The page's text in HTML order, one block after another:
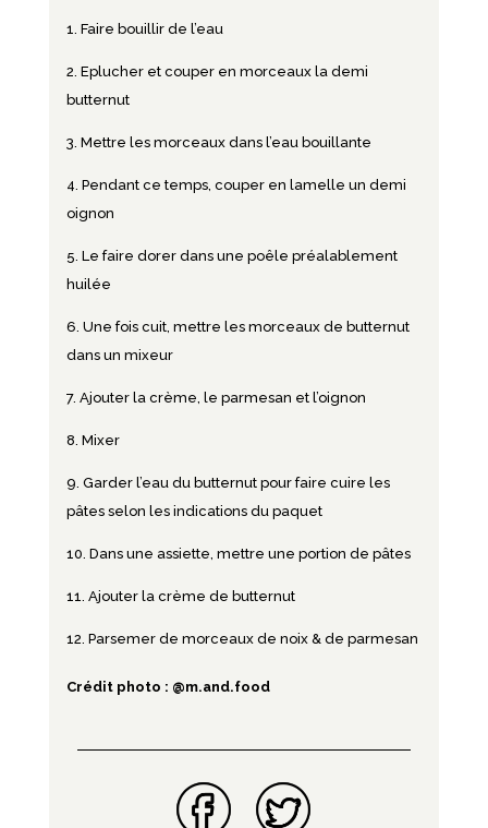
Faire bouillir de l’eau
Eplucher et couper en morceaux la demi
butternut
Mettre les morceaux dans l’eau bouillante
Pendant ce temps, couper en lamelle un demi
oignon
Le faire dorer dans une poêle préalablement
huilée
Une fois cuit, mettre les morceaux de butternut
dans un mixeur
Ajouter la crème, le parmesan et l’oignon
Mixer
Garder l’eau du butternut pour faire cuire les
pâtes selon les indications du paquet
Dans une assiette, mettre une portion de pâtes
Ajouter la crème de butternut
Parsemer de morceaux de noix & de parmesan
Crédit photo : @m.and.food